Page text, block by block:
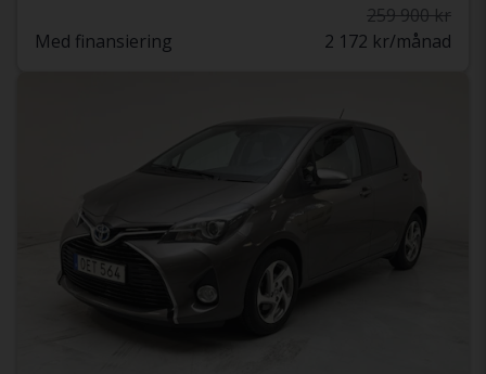
259 900 kr
Med finansiering
2 172 kr/månad